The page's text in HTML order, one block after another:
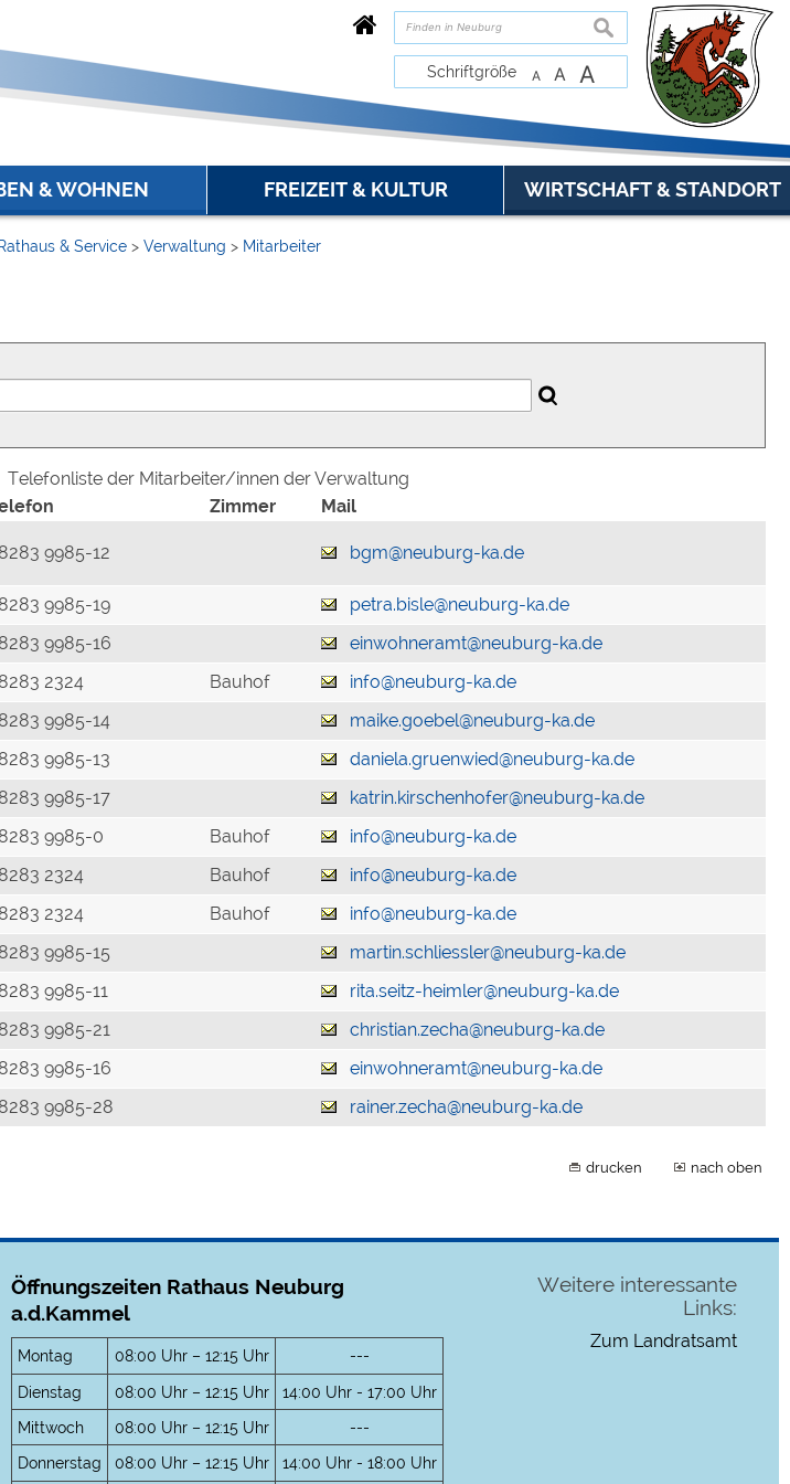
suchen
Schriftgröße A A A
& WOHNEN FREIZEIT & KULTUR WIRTSCHAFT & STANDORT
& Service > Verwaltung > Mitarbeiter
Telefonliste der Mitarbeiter/innen der Verwaltung
Zimmer
Mail
9985-12 bgm@neuburg-ka.de
9985-19
petra.bisle@neuburg-ka.de
9985-16
einwohneramt@neuburg-ka.de
2324 Bauhof
info@neuburg-ka.de
9985-14
maike.goebel@neuburg-ka.de
9985-13
daniela.gruenwied@neuburg-ka.de
9985-17
katrin.kirschenhofer@neuburg-ka.de
9985-0 Bauhof
info@neuburg-ka.de
2324 Bauhof
info@neuburg-ka.de
2324 Bauhof
info@neuburg-ka.de
9985-15
martin.schliessler@neuburg-ka.de
9985-11
rita.seitz-heimler@neuburg-ka.de
9985-21
christian.zecha@neuburg-ka.de
9985-16
einwohneramt@neuburg-ka.de
9985-28 rainer.zecha@neuburg-ka.de
drucken nach oben
Öffnungszeiten Rathaus Neuburg
a.d.Kammel
Montag 08:00 Uhr – 12:15 Uhr
---
Dienstag
08:00 Uhr – 12:15 Uhr
14:00 Uhr - 17:00 Uhr
Mittwoch
08:00 Uhr – 12:15 Uhr
---
Donnerstag
08:00 Uhr – 12:15 Uhr 14:00 Uhr - 18:00 Uhr
Weitere interessante
Links:
Zum Landratsamt